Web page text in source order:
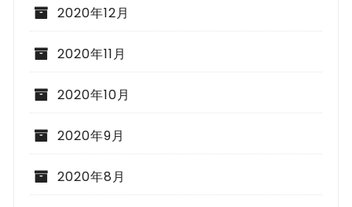
2020年12月
2020年11月
2020年10月
2020年9月
2020年8月